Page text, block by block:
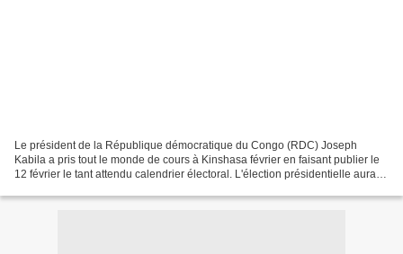
Le président de la République démocratique du Congo (RDC) Joseph
Kabila a pris tout le monde de cours à Kinshasa février en faisant publier le
12 février le tant attendu calendrier électoral. L'élection présidentielle aura